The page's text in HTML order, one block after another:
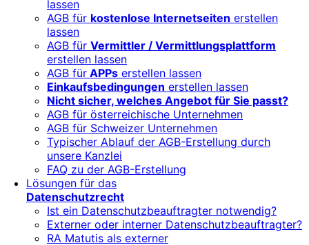
lassen
AGB für kostenlose Internetseiten erstellen
lassen
AGB für Vermittler / Vermittlungsplattform
erstellen lassen
AGB für APPs erstellen lassen
Einkaufsbedingungen erstellen lassen
Nicht sicher, welches Angebot für Sie passt?
AGB für österreichische Unternehmen
AGB für Schweizer Unternehmen
Typischer Ablauf der AGB-Erstellung durch
unsere Kanzlei
FAQ zu der AGB-Erstellung
Lösungen für das
Datenschutzrecht
Ist ein Datenschutzbeauftragter notwendig?
Externer oder interner Datenschutzbeauftragter?
RA Matutis als externer